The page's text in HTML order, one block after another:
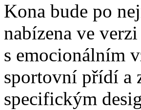
Kona bude po
nabízena ve
s emocionálním
sportovní přídí a
specifickým